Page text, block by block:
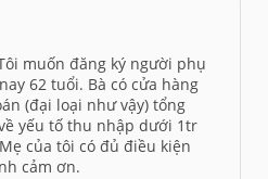
muốn đăng ký người phụ
62 tuổi. Bà có cửa hàng
(đại loại như vậy) tổng
yếu tố thu nhập dưới 1tr
của tôi có đủ điều kiện
cảm ơn.